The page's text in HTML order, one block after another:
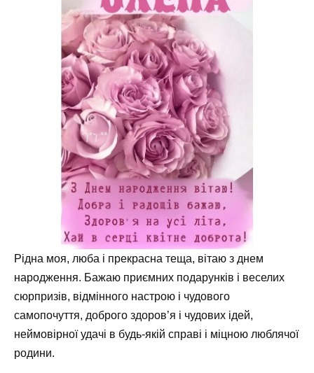
Рідна моя, люба і прекрасна теща, вітаю з днем
народження. Бажаю приємних подарунків і веселих
сюрпризів, відмінного настрою і чудового
самопочуття, доброго здоров’я і чудових ідей,
неймовірної удачі в будь-якій справі і міцною люблячої
родини.